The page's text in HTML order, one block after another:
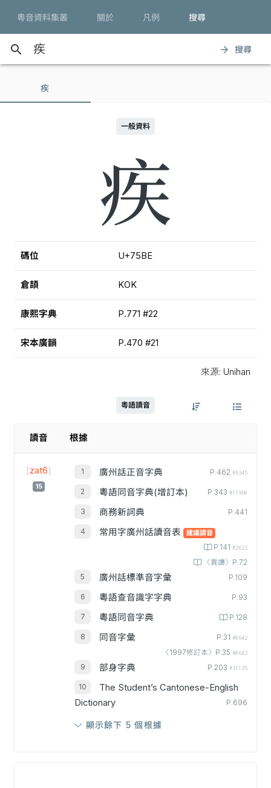
粵音資料集叢 關於 凡例 搜尋
search arrow_forward 搜尋
疾
一般資料
疾
碼位 U+75BE
倉頡 KOK
康熙字典 P.771 #22
宋本廣韻 P.470 #21
來源: Unihan
粵語讀音
讀音 根據
[zat6]
15
廣州話正音字典 P.462 #6345
粵語同音字典(增訂本) P.343 #11960
商務新詞典 P.441
常用字廣州話讀音表 建議讀音
P.141 #2623
〈異讀〉P.72
廣州話標準音字彙 P.109
粵語查音識字字典 P.93
粵語同音字典 P.128
同音字彙 P.31 #0642
〈1997修訂本〉P.35 #0642
部身字典 P.203 #31135
The Student’s Cantonese-English
Dictionary
P.696
顯示餘下 5 個根據